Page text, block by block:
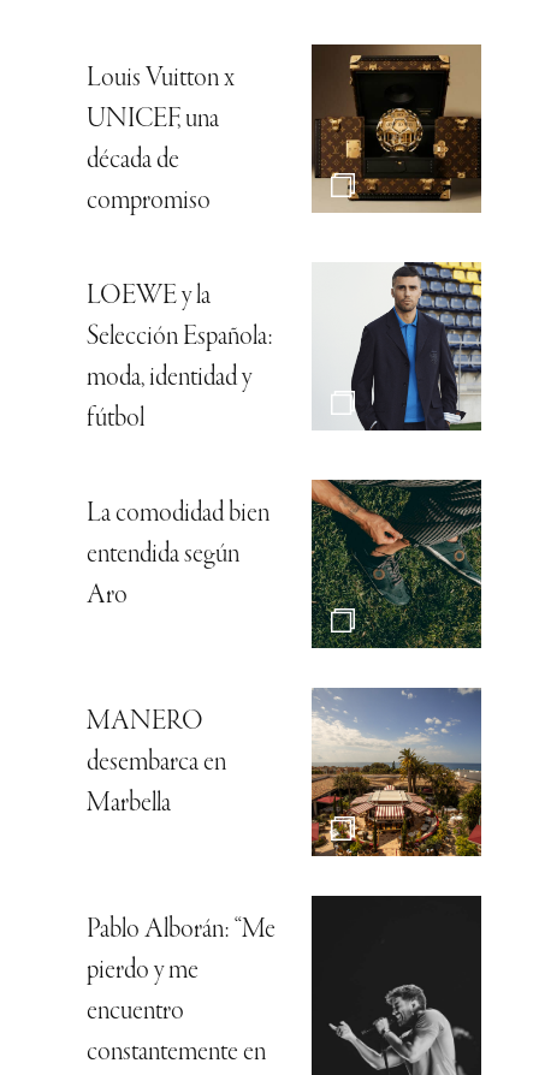
Louis Vuitton x
UNICEF, una
década de
compromiso
LOEWE y la
Selección Española:
moda, identidad y
fútbol
La comodidad bien
entendida según
Aro
MANERO
desembarca en
Marbella
Pablo Alborán: “Me
pierdo y me
encuentro
constantemente en